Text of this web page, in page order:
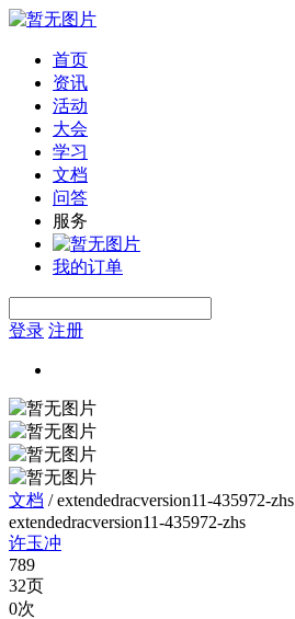
首页
资讯
活动
大会
学习
文档
问答
服务
我的订单
登录 注册
文档 /extendedracversion11-435972-zhs
extendedracversion11-435972-zhs
许玉冲
789
32页
0次